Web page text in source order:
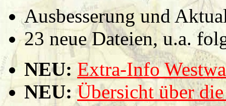
Ausbesserung und
23 neue Dateien, u.a.
NEU:Extra-Info
NEU:Übersicht über